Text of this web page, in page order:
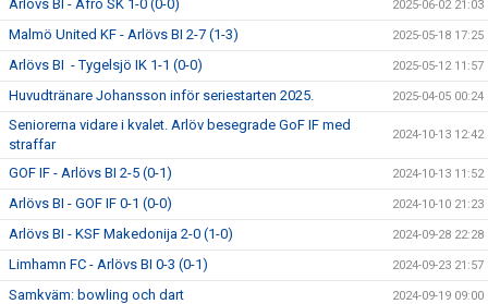
Arlövs BI - Afro SK 1-0 (0-0) 2025-06-02 21:03
Malmö United KF - Arlövs BI 2-7 (1-3) 2025-05-18 17:25
Arlövs BI - Tygelsjö IK 1-1 (0-0) 2025-05-12 11:57
Huvudtränare Johansson inför seriestarten 2025. 2025-04-05 00:24
Seniorerna vidare i kvalet. Arlöv besegrade GoF IF med
straffar
2024-10-13 12:42
GOF IF - Arlövs BI 2-5 (0-1) 2024-10-13 11:52
Arlövs BI - GOF IF 0-1 (0-0) 2024-10-10 21:23
Arlövs BI - KSF Makedonija 2-0 (1-0) 2024-09-28 22:28
Limhamn FC - Arlövs BI 0-3 (0-1) 2024-09-23 21:57
Samkväm: bowling och dart 2024-09-19 09:00